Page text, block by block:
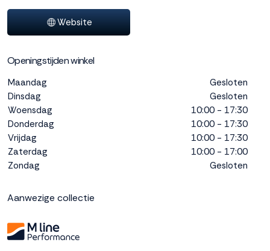
dit overzichtvoor
lees hier onze privacy
policy
accepteren geef je
toestemming voor
onze marketing
cookies. Kies je voor
Weigeren? Dan
plaatsen we alleen
functionele en
Accepteren
Website
Openingstijden winkel
Maandag
Gesloten
Dinsdag
Gesloten
Woensdag
10:00 - 17:30
Donderdag
10:00 - 17:30
Vrijdag
10:00 - 17:30
Zaterdag
10:00 - 17:00
Zondag
Gesloten
Aanwezige collectie